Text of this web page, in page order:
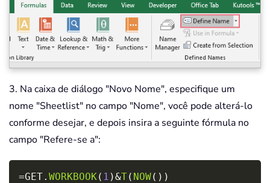
3. Na caixa de diálogo "Novo Nome", especifique um
nome "Sheetlist" no campo "Nome", você pode alterá-lo
conforme desejar, e depois insira a seguinte fórmula no
campo "Refere-se a":
=GET. WORKBOOK( 1 )&T( NOW( ) )